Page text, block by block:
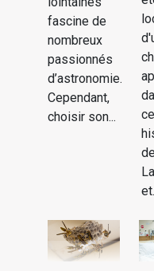
fascine de
nombreux
passionnés
d’astronomie.
Cependant,
choisir son...